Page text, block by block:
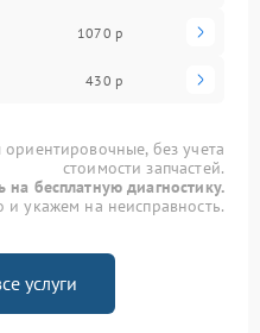
1070 р
430 р
без учета
стоимости запчастей.
на бесплатную диагностику.
укажем на неисправность.
услуги